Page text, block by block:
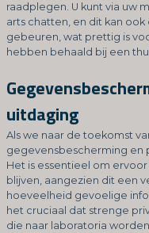
raadplegen. U kunt via uw
arts chatten, en dit kan
gebeuren, wat prettig is
hebben behaald bij een
uitdaging
Als we naar de toekomst
gegevensbescherming en
Het is essentieel om
blijven, aangezien dit een
hoeveelheid gevoelige
het cruciaal dat strenge
die naar laboratoria